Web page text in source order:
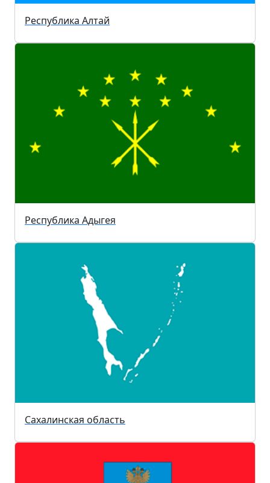
Республика Алтай
Республика Адыгея
Сахалинская область